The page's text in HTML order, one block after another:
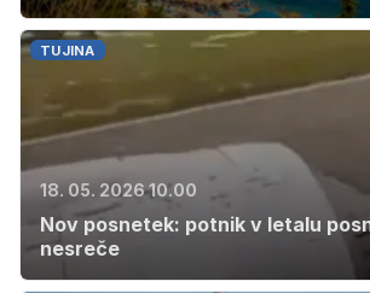
TUJINA
18. 05. 2026 10.00
Nov posnetek: potnik v letalu
nesreče